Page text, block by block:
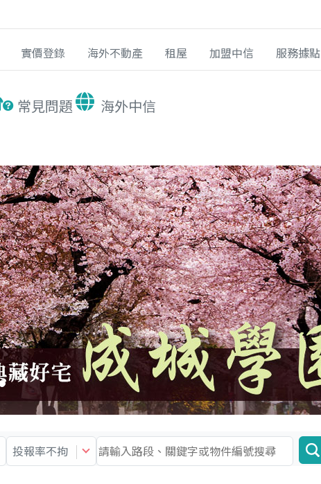
實價登錄 海外不動產 租屋 加盟中信 服務據點
常見問題 海外中信
投報率不拘